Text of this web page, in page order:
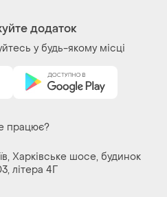
додаток
у будь-якому місці
працює?
Харківське шосе, будинок
літера 4Г